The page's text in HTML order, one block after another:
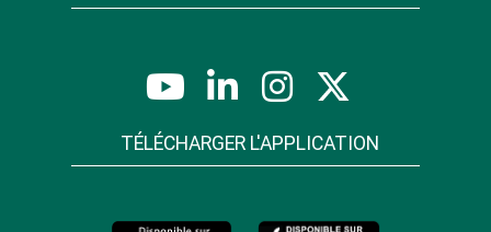
TÉLÉCHARGER L'APPLICATION